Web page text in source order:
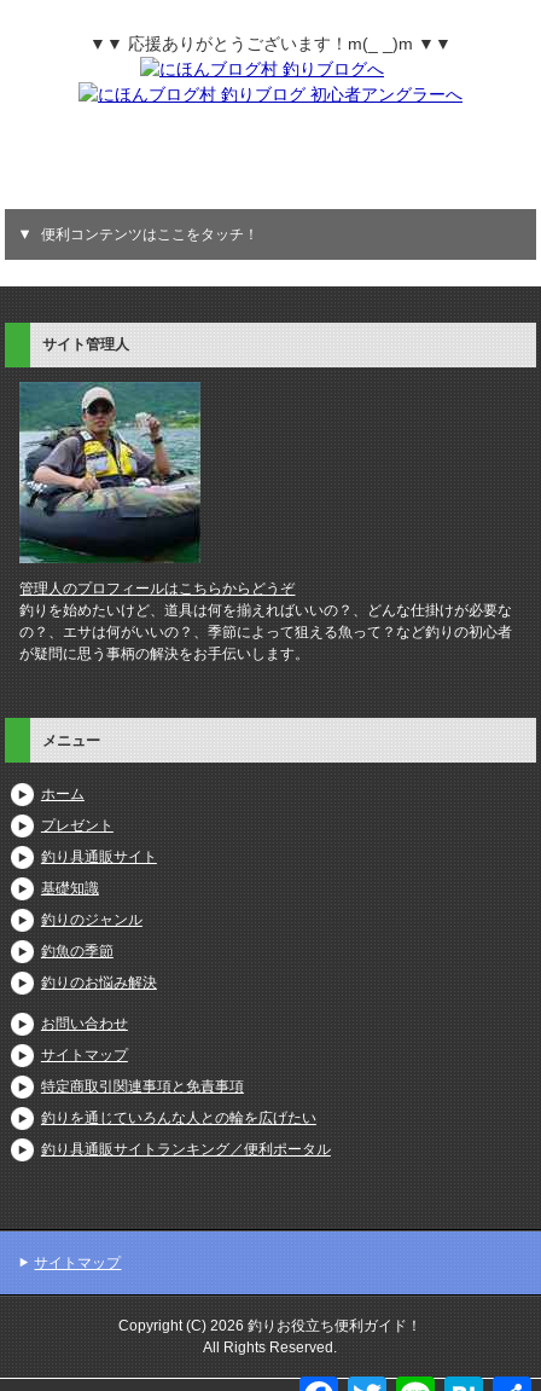
▼▼ 応援ありがとうございます！m(_ _)m ▼▼
便利コンテンツはここをタッチ！
サイト管理人
管理人のプロフィールはこちらからどうぞ
釣りを始めたいけど、道具は何を揃えればいいの？、どんな仕掛けが必要な
の？、エサは何がいいの？、季節によって狙える魚って？など釣りの初心者
が疑問に思う事柄の解決をお手伝いします。
メニュー
ホーム
プレゼント
釣り具通販サイト
基礎知識
釣りのジャンル
釣魚の季節
釣りのお悩み解決
お問い合わせ
サイトマップ
特定商取引関連事項と免責事項
釣りを通じていろんな人との輪を広げたい
釣り具通販サイトランキング／便利ポータル
サイトマップ
Copyright (C) 2026 釣りお役立ち便利ガイド！
All Rights Reserved.